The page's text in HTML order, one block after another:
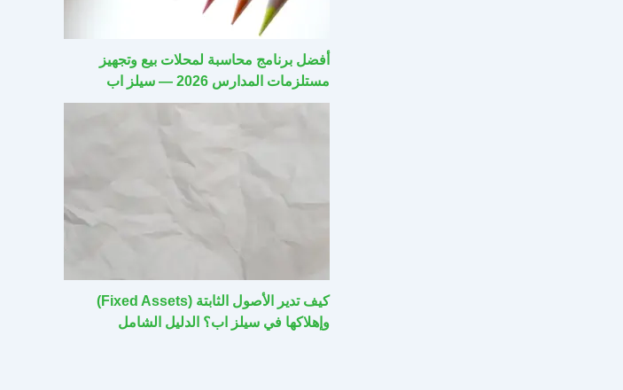
أفضل برنامج محاسبة لمحلات بيع وتجهيز
مستلزمات المدارس 2026 — سيلز اب
كيف تدير الأصول الثابتة (Fixed Assets)
وإهلاكها في سيلز اب؟ الدليل الشامل